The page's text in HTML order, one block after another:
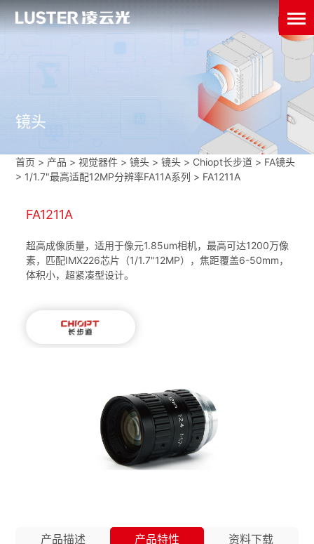
镜头
首页 > 产品 > 视觉器件 >镜头 >镜头 > Chiopt长步道 > FA镜头
> 1/1.7"最高适配12MP分辨率FA11A系列 > FA1211A
FA1211A
超高成像质量，适用于像元1.85um相机，最高可达1200万像
素，匹配IMX226芯片（1/1.7"12MP），焦距覆盖6-50mm，
体积小，超紧凑型设计。
产品描述 产品特性 资料下载